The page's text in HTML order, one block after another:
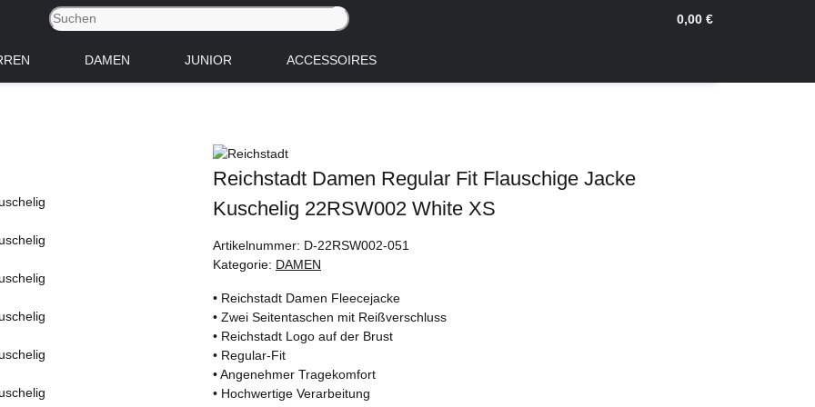
0,00 €
DAMEN JUNIOR ACCESSOIRES
Reichstadt Damen Regular Fit Flauschige Jacke
Kuschelig 22RSW002 White XS
Artikelnummer: D-22RSW002-051
Kategorie: DAMEN
• Reichstadt Damen Fleecejacke
• Zwei Seitentaschen mit Reißverschluss
• Reichstadt Logo auf der Brust
• Regular-Fit
• Angenehmer Tragekomfort
• Hochwertige Verarbeitung